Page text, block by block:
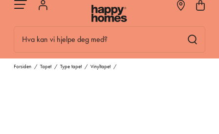
Hva kan vi hjelpe deg med?
Forsiden / Tapet / Type tapet / Vinyltapet /